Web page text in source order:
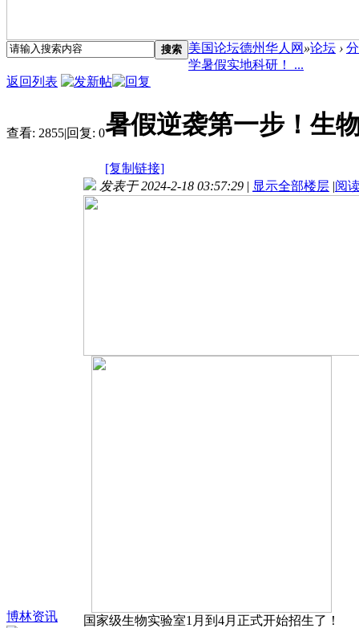
搜索 美国论坛德州华人网 »论坛 ›
学暑假实地科研！ ...
返回列表
查看: 2855|回复: 0暑假逆袭第一步！生
[复制链接]
博林资讯
发表于 2024-2-18 03:57:29 | 显示全部楼层 |阅
国家级生物实验室1月到4月正式开始招生了！